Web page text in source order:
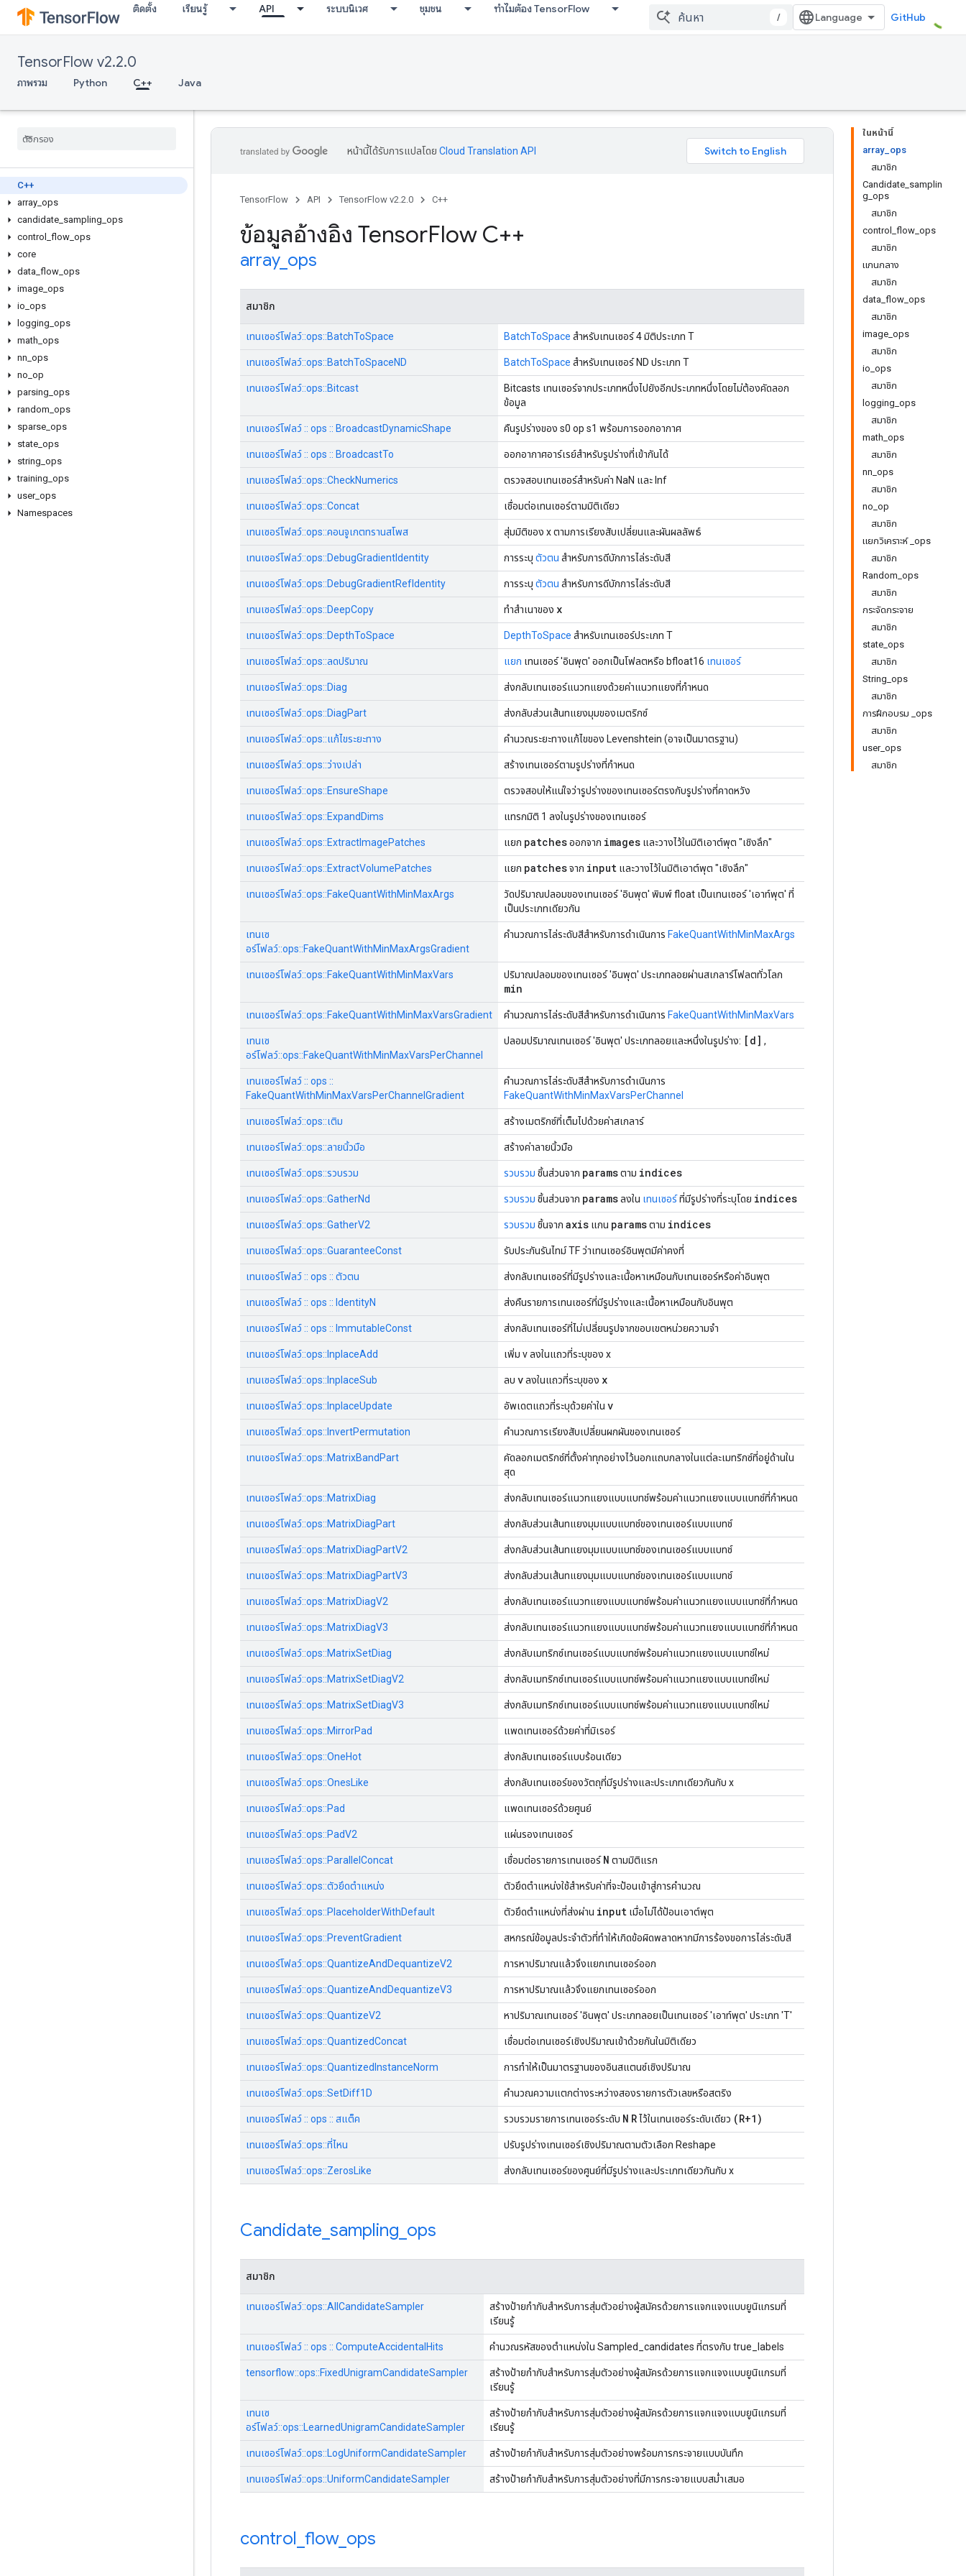
ติดตั้ง เรียนรู้ API ระบบนิเวศ ชุมชน ทำไมต้อง TensorFlow
/ GitHub
TensorFlow v2.2.0
ภาพรวม Python C++ Java
C++
array ops
candidate sampling ops
control
flow ops
core
data flow ops
image ops
io ops
logging ops
math ops
nn ops
no op
parsing ops
random ops
sparse ops
state ops
string ops
training ops
user_ ops
Namespaces
ในหน้านี้
array_ops
สมาชิก
Candidate_samplin
g_ops
สมาชิก
control_flow_ops
สมาชิก
แกนกลาง
สมาชิก
data_flow_ops
สมาชิก
image_ops
สมาชิก
io_ops
สมาชิก
logging_ops
สมาชิก
math_ops
สมาชิก
nn_ops
สมาชิก
no_op
สมาชิก
แยกวิเคราะห์ _ops
สมาชิก
Random_ops
สมาชิก
กระจัดกระจาย
สมาชิก
state_ops
สมาชิก
String_ops
สมาชิก
การฝึกอบรม _ops
สมาชิก
user_ops
สมาชิก
หน้านี้ได้รับการแปลโดย Cloud Translation API
TensorFlow API TensorFlow v2.2.0 C++
ข้อมูลอ้างอิง TensorFlow C++
array_ ops
สมาชิก
เทนเซอร์โฟลว์::ops::BatchToSpace BatchToSpace สำหรับเทนเซอร์ 4 มิติประเภท T
เทนเซอร์โฟลว์::ops::BatchToSpaceND BatchToSpace สำหรับเทนเซอร์ ND ประเภท T
เทนเซอร์โฟลว์::ops::Bitcast
Bitcasts เทนเซอร์จากประเภทหนึ่งไปยังอีกประเภทหนึ่งโดยไม่ต้องคัดลอก
ข้อมูล
เทนเซอร์โฟลว์ :: ops :: BroadcastDynamicShape คืนรูปร่างของ s0 op s1 พร้อมการออกอากาศ
เทนเซอร์โฟลว์ :: ops :: BroadcastTo ออกอากาศอาร์เรย์สำหรับรูปร่างที่เข้ากันได้
เทนเซอร์โฟลว์::ops::CheckNumerics ตรวจสอบเทนเซอร์สำหรับค่า NaN และ Inf
เทนเซอร์โฟลว์::ops::Concat เชื่อมต่อเทนเซอร์ตามมิติเดียว
เทนเซอร์โฟลว์::ops::คอนจูเกตทรานสโพส สุ่มมิติของ x ตามการเรียงสับเปลี่ยนและผันผลลัพธ์
เทนเซอร์โฟลว์::ops::DebugGradientIdentity การระบุ ตัวตน สำหรับการดีบักการไล่ระดับสี
เทนเซอร์โฟลว์::ops::DebugGradientRefIdentity การระบุ ตัวตน สำหรับการดีบักการไล่ระดับสี
เทนเซอร์โฟลว์::ops::DeepCopy ทำสำเนาของ x
เทนเซอร์โฟลว์::ops::DepthToSpace DepthToSpace สำหรับเทนเซอร์ประเภท T
เทนเซอร์โฟลว์::ops::ลดปริมาณ แยก เทนเซอร์ 'อินพุต' ออกเป็นโฟลตหรือ bfloat16 เทนเซอร์
เทนเซอร์โฟลว์::ops::Diag ส่งกลับเทนเซอร์แนวทแยงด้วยค่าแนวทแยงที่กำหนด
เทนเซอร์โฟลว์::ops::DiagPart ส่งกลับส่วนเส้นทแยงมุมของเมตริกซ์
เทนเซอร์โฟลว์::ops::แก้ไขระยะทาง คำนวณระยะทางแก้ไขของ Levenshtein (อาจเป็นมาตรฐาน)
เทนเซอร์โฟลว์::ops::ว่างเปล่า สร้างเทนเซอร์ตามรูปร่างที่กำหนด
เทนเซอร์โฟลว์::ops::EnsureShape ตรวจสอบให้แน่ใจว่ารูปร่างของเทนเซอร์ตรงกับรูปร่างที่คาดหวัง
เทนเซอร์โฟลว์::ops::ExpandDims แทรกมิติ 1 ลงในรูปร่างของเทนเซอร์
เทนเซอร์โฟลว์::ops::ExtractImagePatches แยก patchesออกจาก images และวางไว้ในมิติเอาต์พุต "เชิงลึก"
เทนเซอร์โฟลว์::ops::ExtractVolumePatches แยก patchesจาก input และวางไว้ในมิติเอาต์พุต "เชิงลึก"
เทนเซอร์โฟลว์::ops::FakeQuantWithMinMaxArgs
วัดปริมาณปลอมของเทนเซอร์ 'อินพุต' พิมพ์ float เป็นเทนเซอร์ 'เอาท์พุต' ที่
เป็นประเภทเดียวกัน
เทนเซ
อร์โฟลว์::ops::FakeQuantWithMinMaxArgsGradient
คำนวณการไล่ระดับสีสำหรับการดำเนินการ FakeQuantWithMinMaxArgs
เทนเซอร์โฟลว์::ops::FakeQuantWithMinMaxVars ปริมาณปลอมของเทนเซอร์ 'อินพุต' ประเภทลอยผ่านสเกลาร์โฟลตทั่วโลก
min
เทนเซอร์โฟลว์::ops::FakeQuantWithMinMaxVarsGradient คำนวณการไล่ระดับสีสำหรับการดำเนินการ FakeQuantWithMinMaxVars
เทนเซ
อร์โฟลว์::ops::FakeQuantWithMinMaxVarsPerChannel
ปลอมปริมาณเทนเซอร์ 'อินพุต' ประเภทลอยและหนึ่งในรูปร่าง: [d] ,
เทนเซอร์โฟลว์ :: ops ::
FakeQuantWithMinMaxVarsPerChannelGradient
คำนวณการไล่ระดับสีสำหรับการดำเนินการ
FakeQuantWithMinMaxVarsPerChannel
เทนเซอร์โฟลว์::ops::เติม สร้างเมตริกซ์ที่เต็มไปด้วยค่าสเกลาร์
เทนเซอร์โฟลว์::ops::ลายนิ้วมือ สร้างค่าลายนิ้วมือ
เทนเซอร์โฟลว์::ops::รวบรวม รวบรวม ชิ้นส่วนจาก paramsตาม indices
เทนเซอร์โฟลว์::ops::GatherNd รวบรวม ชิ้นส่วนจาก paramsลงใน เทนเซอร์ที่มีรูปร่างที่ระบุโดย indices
เทนเซอร์โฟลว์::ops::GatherV2 รวบรวม ชิ้นจาก axis แกน paramsตาม indices
เทนเซอร์โฟลว์::ops::GuaranteeConst รับประกันรันไทม์ TF ว่าเทนเซอร์อินพุตมีค่าคงที่
เทนเซอร์โฟลว์ :: ops :: ตัวตน ส่งกลับเทนเซอร์ที่มีรูปร่างและเนื้อหาเหมือนกับเทนเซอร์หรือค่าอินพุต
เทนเซอร์โฟลว์ :: ops :: IdentityN ส่งคืนรายการเทนเซอร์ที่มีรูปร่างและเนื้อหาเหมือนกับอินพุต
เทนเซอร์โฟลว์ :: ops :: ImmutableConst ส่งกลับเทนเซอร์ที่ไม่เปลี่ยนรูปจากขอบเขตหน่วยความจำ
เทนเซอร์โฟลว์::ops::InplaceAdd เพิ่ม v ลงในแถวที่ระบุของ x
เทนเซอร์โฟลว์::ops::InplaceSub ลบ vลงในแถวที่ระบุของ x
เทนเซอร์โฟลว์::ops::InplaceUpdate อัพเดตแถวที่ระบุด้วยค่าใน v
เทนเซอร์โฟลว์::ops::InvertPermutation คำนวณการเรียงสับเปลี่ยนผกผันของเทนเซอร์
เทนเซอร์โฟลว์::ops::MatrixBandPart
คัดลอกเมตริกซ์ที่ตั้งค่าทุกอย่างไว้นอกแถบกลางในแต่ละเมทริกซ์ที่อยู่ด้านใน
สุด
เทนเซอร์โฟลว์::ops::MatrixDiag ส่งกลับเทนเซอร์แนวทแยงแบบแบทช์พร้อมค่าแนวทแยงแบบแบทช์ที่กำหนด
เทนเซอร์โฟลว์::ops::MatrixDiagPart ส่งกลับส่วนเส้นทแยงมุมแบบแบทช์ของเทนเซอร์แบบแบทช์
เทนเซอร์โฟลว์::ops::MatrixDiagPartV2 ส่งกลับส่วนเส้นทแยงมุมแบบแบทช์ของเทนเซอร์แบบแบทช์
เทนเซอร์โฟลว์::ops::MatrixDiagPartV3 ส่งกลับส่วนเส้นทแยงมุมแบบแบทช์ของเทนเซอร์แบบแบทช์
เทนเซอร์โฟลว์::ops::MatrixDiagV2 ส่งกลับเทนเซอร์แนวทแยงแบบแบทช์พร้อมค่าแนวทแยงแบบแบทช์ที่กำหนด
เทนเซอร์โฟลว์::ops::MatrixDiagV3 ส่งกลับเทนเซอร์แนวทแยงแบบแบทช์พร้อมค่าแนวทแยงแบบแบทช์ที่กำหนด
เทนเซอร์โฟลว์::ops::MatrixSetDiag ส่งกลับเมทริกซ์เทนเซอร์แบบแบทช์พร้อมค่าแนวทแยงแบบแบทช์ใหม่
เทนเซอร์โฟลว์::ops::MatrixSetDiagV2 ส่งกลับเมทริกซ์เทนเซอร์แบบแบทช์พร้อมค่าแนวทแยงแบบแบทช์ใหม่
เทนเซอร์โฟลว์::ops::MatrixSetDiagV3 ส่งกลับเมทริกซ์เทนเซอร์แบบแบทช์พร้อมค่าแนวทแยงแบบแบทช์ใหม่
เทนเซอร์โฟลว์::ops::MirrorPad แพดเทนเซอร์ด้วยค่าที่มิเรอร์
เทนเซอร์โฟลว์::ops::OneHot ส่งกลับเทนเซอร์แบบร้อนเดียว
เทนเซอร์โฟลว์::ops::OnesLike ส่งกลับเทนเซอร์ของวัตถุที่มีรูปร่างและประเภทเดียวกันกับ x
เทนเซอร์โฟลว์::ops::Pad แพดเทนเซอร์ด้วยศูนย์
เทนเซอร์โฟลว์::ops::PadV2 แผ่นรองเทนเซอร์
เทนเซอร์โฟลว์::ops::ParallelConcat เชื่อมต่อรายการเทนเซอร์N ตามมิติแรก
เทนเซอร์โฟลว์::ops::ตัวยึดตำแหน่ง ตัวยึดตำแหน่งใช้สำหรับค่าที่จะป้อนเข้าสู่การคำนวณ
เทนเซอร์โฟลว์::ops::PlaceholderWithDefault ตัวยึดตำแหน่งที่ส่งผ่าน input เมื่อไม่ได้ป้อนเอาต์พุต
เทนเซอร์โฟลว์::ops::PreventGradient สหกรณ์ข้อมูลประจำตัวที่ทำให้เกิดข้อผิดพลาดหากมีการร้องขอการไล่ระดับสี
เทนเซอร์โฟลว์::ops::QuantizeAndDequantizeV2 การหาปริมาณแล้วจึงแยกเทนเซอร์ออก
เทนเซอร์โฟลว์::ops::QuantizeAndDequantizeV3 การหาปริมาณแล้วจึงแยกเทนเซอร์ออก
เทนเซอร์โฟลว์::ops::QuantizeV2 หาปริมาณเทนเซอร์ 'อินพุต' ประเภทลอยเป็นเทนเซอร์ 'เอาท์พุต' ประเภท 'T'
เทนเซอร์โฟลว์::ops::QuantizedConcat เชื่อมต่อเทนเซอร์เชิงปริมาณเข้าด้วยกันในมิติเดียว
เทนเซอร์โฟลว์::ops::QuantizedInstanceNorm การทำให้เป็นมาตรฐานของอินสแตนซ์เชิงปริมาณ
เทนเซอร์โฟลว์::ops::SetDiff1D คำนวณความแตกต่างระหว่างสองรายการตัวเลขหรือสตริง
เทนเซอร์โฟลว์ :: ops :: สแต็ค รวบรวมรายการเทนเซอร์ระดับ N R ไว้ในเทนเซอร์ระดับเดียว (R+1)
เทนเซอร์โฟลว์::ops::ที่ไหน ปรับรูปร่างเทนเซอร์เชิงปริมาณตามตัวเลือก Reshape
เทนเซอร์โฟลว์::ops::ZerosLike ส่งกลับเทนเซอร์ของศูนย์ที่มีรูปร่างและประเภทเดียวกันกับ x
Candidate sampling ops
สมาชิก
เทนเซอร์โฟลว์::ops::AllCandidateSampler
สร้างป้ายกำกับสำหรับการสุ่มตัวอย่างผู้สมัครด้วยการแจกแจงแบบยูนิแกรมที่
เรียนรู้
เทนเซอร์โฟลว์ :: ops :: ComputeAccidentalHits คำนวณรหัสของตำแหน่งใน Sampled_candidates ที่ตรงกับ true_labels
tensorflow::ops::FixedUnigramCandidateSampler
สร้างป้ายกำกับสำหรับการสุ่มตัวอย่างผู้สมัครด้วยการแจกแจงแบบยูนิแกรมที่
เรียนรู้
เทนเซ
อร์โฟลว์::ops::LearnedUnigramCandidateSampler
สร้างป้ายกำกับสำหรับการสุ่มตัวอย่างผู้สมัครด้วยการแจกแจงแบบยูนิแกรมที่
เรียนรู้
เทนเซอร์โฟลว์::ops::LogUniformCandidateSampler สร้างป้ายกำกับสำหรับการสุ่มตัวอย่างพร้อมการกระจายแบบบันทึก
เทนเซอร์โฟลว์::ops::UniformCandidateSampler สร้างป้ายกำกับสำหรับการสุ่มตัวอย่างที่มีการกระจายแบบสม่ำเสมอ
control flow_ ops